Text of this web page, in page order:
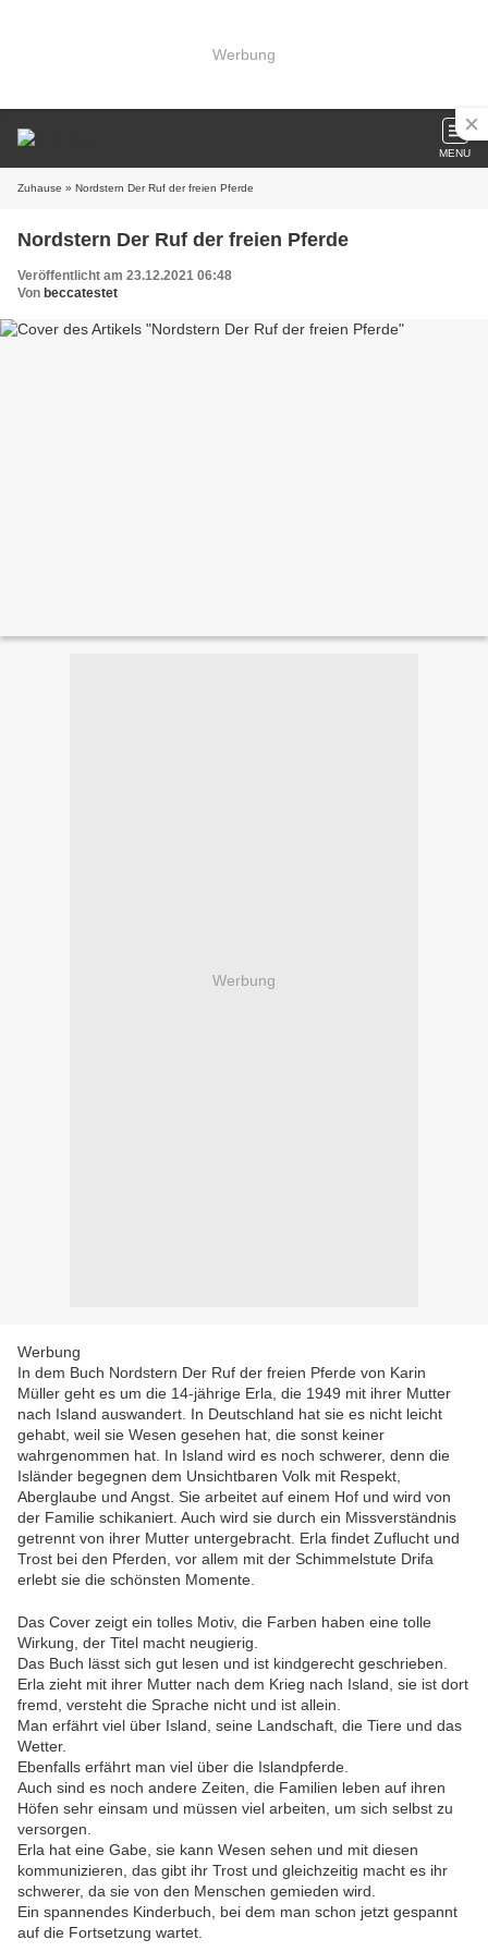
Werbung
MENU
Zuhause » Nordstern Der Ruf der freien Pferde
Nordstern Der Ruf der freien Pferde
Veröffentlicht am 23.12.2021 06:48
Von beccatestet
Werbung
Werbung
In dem Buch Nordstern Der Ruf der freien Pferde von Karin
Müller geht es um die 14-jährige Erla, die 1949 mit ihrer Mutter
nach Island auswandert. In Deutschland hat sie es nicht leicht
gehabt, weil sie Wesen gesehen hat, die sonst keiner
wahrgenommen hat. In Island wird es noch schwerer, denn die
Isländer begegnen dem Unsichtbaren Volk mit Respekt,
Aberglaube und Angst. Sie arbeitet auf einem Hof und wird von
der Familie schikaniert. Auch wird sie durch ein Missverständnis
getrennt von ihrer Mutter untergebracht. Erla findet Zuflucht und
Trost bei den Pferden, vor allem mit der Schimmelstute Drifa
erlebt sie die schönsten Momente.
Das Cover zeigt ein tolles Motiv, die Farben haben eine tolle
Wirkung, der Titel macht neugierig.
Das Buch lässt sich gut lesen und ist kindgerecht geschrieben.
Erla zieht mit ihrer Mutter nach dem Krieg nach Island, sie ist dort
fremd, versteht die Sprache nicht und ist allein.
Man erfährt viel über Island, seine Landschaft, die Tiere und das
Wetter.
Ebenfalls erfährt man viel über die Islandpferde.
Auch sind es noch andere Zeiten, die Familien leben auf ihren
Höfen sehr einsam und müssen viel arbeiten, um sich selbst zu
versorgen.
Erla hat eine Gabe, sie kann Wesen sehen und mit diesen
kommunizieren, das gibt ihr Trost und gleichzeitig macht es ihr
schwerer, da sie von den Menschen gemieden wird.
Ein spannendes Kinderbuch, bei dem man schon jetzt gespannt
auf die Fortsetzung wartet.